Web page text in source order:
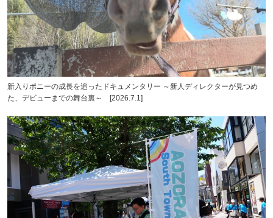
新入りポニーの成長を追ったドキュメンタリー ～新人ディレクターが見つめ
た、デビューまでの舞台裏～ [2026.7.1]